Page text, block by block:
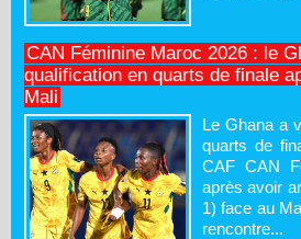
CAN Féminine Maroc 2026 : le
qualification en quarts de finale
Mali
Le Ghana a
quarts de
CAF CAN
après avoir
1) face au
rencontre...